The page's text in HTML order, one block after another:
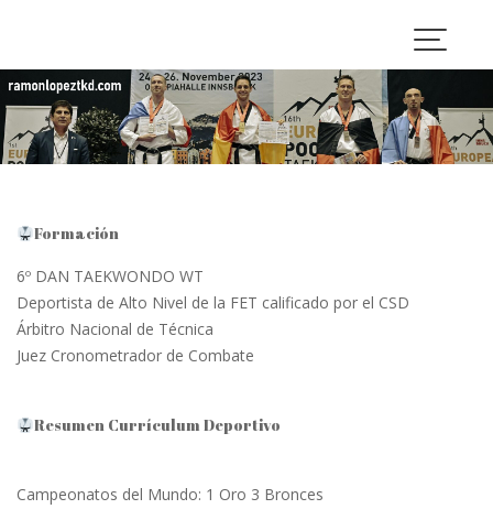
content
Formación
6º DAN TAEKWONDO WT
Deportista de Alto Nivel de la FET calificado por el CSD
Árbitro Nacional de Técnica
Juez Cronometrador de Combate
Resumen Currículum Deportivo
Campeonatos del Mundo: 1 Oro 3 Bronces